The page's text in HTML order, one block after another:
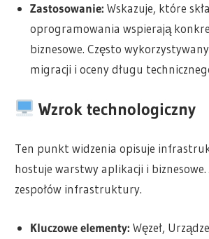
Zastosowanie: Wskazuje, które
oprogramowania wspierają
biznesowe. Często
migracji i oceny długu
Wzrok technologiczny
Ten punkt widzenia opisuje
hostuje warstwy aplikacji i
zespołów infrastruktury.
Kluczowe elementy: Węzeł,